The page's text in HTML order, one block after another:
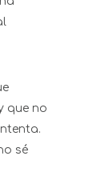
que no
sé